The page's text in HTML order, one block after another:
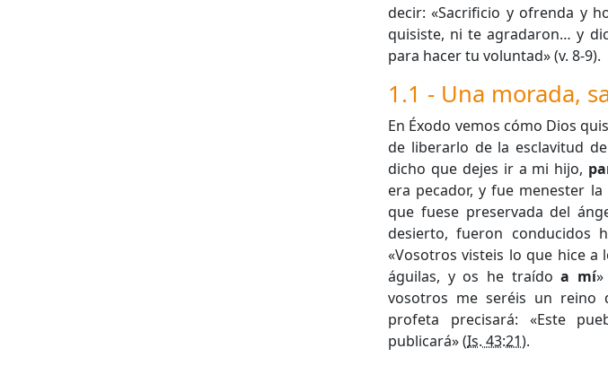
decir: «Sacrificio y ofrenda y
quisiste, ni te agradaron… y
para hacer tu voluntad» (v. 8-9).
1.1 - Una morada,
En Éxodo vemos cómo Dios
de liberarlo de la esclavitud
dicho que dejes ir a mi hijo,
era pecador, y fue menester
que fuese preservada del
desierto, fueron conducidos
«Vosotros visteis lo que hice a
águilas, y os he traídoa mí
vosotros me seréis un reino
profeta precisará: «Este
publicará» (Is. 43:21).